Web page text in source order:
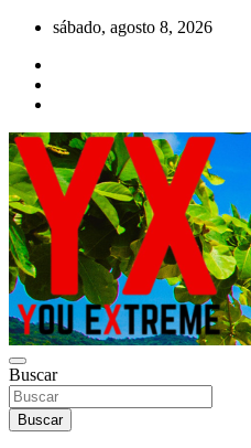
Saltar
contenido
sábado, agosto 8, 2026
YOU EXTREME
YX Deportes Extremos Lifestyle
Buscar
Buscar